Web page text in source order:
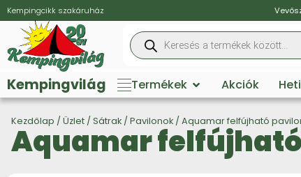
Kempingcikk szakáruház
Kempingvilág Termékek Akciók
Kezdőlap / Üzlet / Sátrak / Pavilonok / Aquamar felfújható
Aquamar